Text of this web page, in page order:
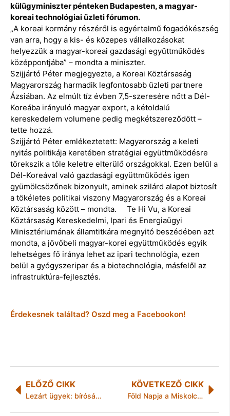
külügyminiszter pénteken Budapesten, a magyar-
koreai technológiai üzleti fórumon.
„A koreai kormány részéről is egyértelmű fogadókészség
van arra, hogy a kis- és közepes vállalkozásokat
helyezzük a magyar-koreai gazdasági együttműködés
középpontjába” – mondta a miniszter.
Szijjártó Péter megjegyezte, a Koreai Köztársaság
Magyarország harmadik legfontosabb üzleti partnere
Ázsiában. Az elmúlt tíz évben 7,5-szeresére nőtt a Dél-
Koreába irányuló magyar export, a kétoldalú
kereskedelem volumene pedig megkétszereződött –
tette hozzá.
Szijjártó Péter emlékeztetett: Magyarország a keleti
nyitás politikája keretében stratégiai együttműködésre
törekszik a tőle keletre elterülő országokkal. Ezen belül a
Dél-Koreával való gazdasági együttműködés igen
gyümölcsözőnek bizonyult, aminek szilárd alapot biztosít
a tökéletes politikai viszony Magyarország és a Koreai
Köztársaság között – mondta. Te Hi Vu, a Koreai
Köztársaság Kereskedelmi, Ipari és Energiaügyi
Minisztériumának államtitkára megnyitó beszédében azt
mondta, a jövőbeli magyar-korei együttműködés egyik
lehetséges fő iránya lehet az ipari technológia, ezen
belül a gyógyszeripar és a biotechnológia, másfelől az
infrastruktúra-fejlesztés.
Érdekesnek találtad? Oszd meg a Facebookon!
ELŐZŐ CIKK
Lezárt ügyek: bíróság elé állhatnak a tolvajok
KÖVETKEZŐ CIKK
Föld Napja a Miskolci Állatkertben